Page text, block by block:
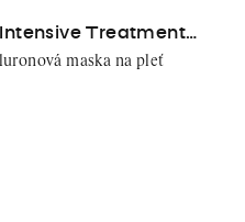
Treatment
maska na pleť